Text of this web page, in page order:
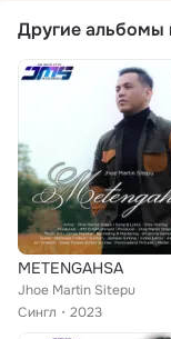
Другие альбомы
METENGAHSA
Jhoe Martin Sitepu
Сингл
2023